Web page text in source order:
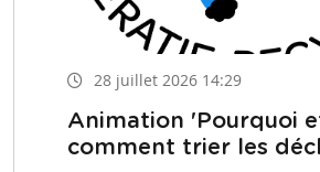
28 juillet 2026 14:29
Animation 'Pourquoi
comment trier les